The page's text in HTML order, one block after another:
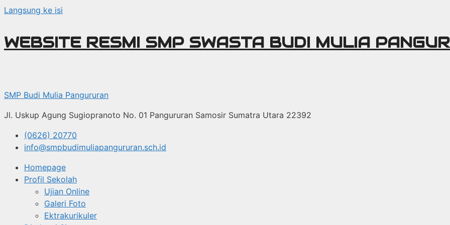
Langsung ke isi
WEBSITE RESMI SMP SWASTA BUDI MULIA
SMP Budi Mulia Pangururan
Jl. Uskup Agung Sugiopranoto No. 01 Pangururan Samosir Sumatra Utara 22392
(0626) 20770
info@smpbudimuliapangururan.sch.id
Homepage
Profil Sekolah
Ujian Online
Galeri Foto
Ektrakurikuler